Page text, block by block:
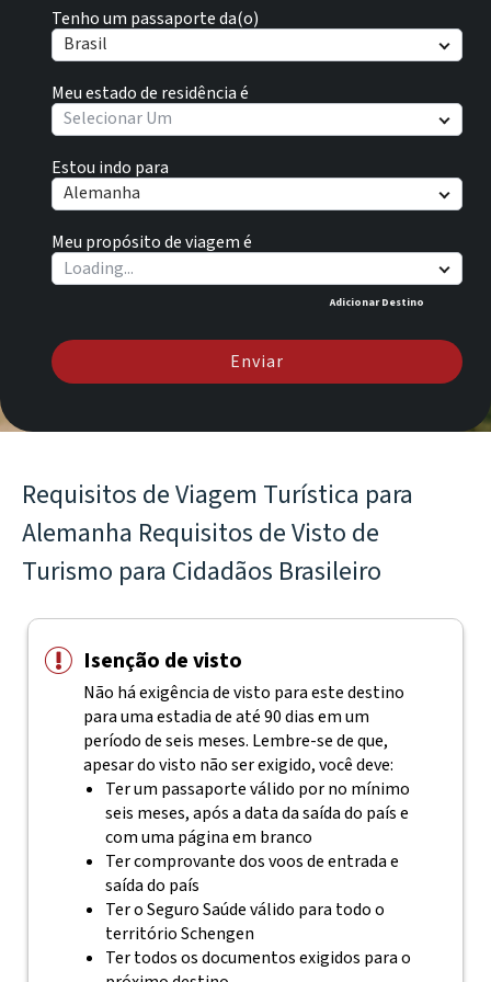
Tenho um passaporte da(o)
Brasil
Meu estado de residência é
Selecionar Um
Estou indo para
Alemanha
Meu propósito de viagem é
Adicionar Destino
Enviar
Requisitos de Viagem Turística para
Alemanha Requisitos de Visto de
Turismo para Cidadãos Brasileiro
Isenção de visto
Não há exigência de visto para este destino
para uma estadia de até 90 dias em um
período de seis meses. Lembre-se de que,
apesar do visto não ser exigido, você deve:
Ter um passaporte válido por no mínimo
seis meses, após a data da saída do país e
com uma página em branco
Ter comprovante dos voos de entrada e
saída do país
Ter o Seguro Saúde válido para todo o
território Schengen
Ter todos os documentos exigidos para o